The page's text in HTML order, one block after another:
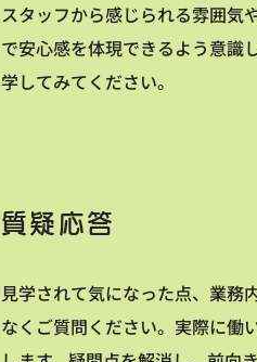
スタッフから感じられる雰囲気
で安心感を体現できるよう意識
学してみてください。
質疑応答
見学されて気になった点、業務
なくご質問ください。実際に働